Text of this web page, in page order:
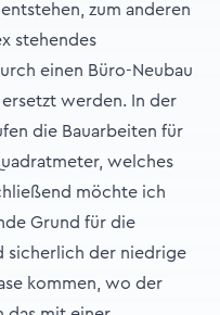
zum anderen
stehendes
einen Büro-Neubau
werden. In der
die Bauarbeiten für
welches
möchte ich
Grund für die
sicherlich der niedrige
kommen, wo der